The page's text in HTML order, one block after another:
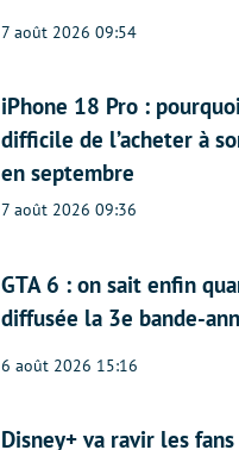
7 août 2026 09:54
iPhone 18 Pro :
difficile de l’acheter à
en septembre
7 août 2026 09:36
GTA 6 : on sait enfin
diffusée la 3e bande-
6 août 2026 15:16
Disney+ va ravir les